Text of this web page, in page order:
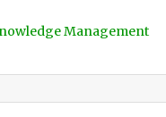
Management